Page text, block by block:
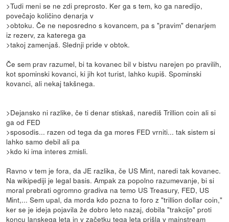
>Tudi meni se ne zdi preprosto. Ker ga s tem, ko ga naredijo,
povečajo količino denarja v
>obtoku. Če ne neposredno s kovancem, pa s "pravim" denarjem
iz rezerv, za katerega ga
>takoj zamenjaš. Slednji pride v obtok.
Če sem prav razumel, bi ta kovanec bil v bistvu narejen po pravilih,
kot spominski kovanci, ki jih kot turist, lahko kupiš. Spominski
kovanci, ali nekaj takšnega.
>Dejansko ni razlike, če ti denar stiskaš, narediš Trillion coin ali si
ga od FED
>sposodis... razen od tega da ga mores FED vrniti... tak sistem si
lahko samo debil ali pa
>kdo ki ima interes zmisli.
Ravno v tem je fora, da JE razlika, če US Mint, naredi tak kovanec.
Na wikipediji je legal basis. Ampak za popolno razumevanje, bi si
moral prebrati ogromno gradiva na temo US Treasury, FED, US
Mint,... Sem upal, da morda kdo pozna to foro z "trillion dollar coin,"
ker se je ideja pojavila že dobro leto nazaj, dobila "trakcijo" proti
koncu lanskega leta in v začetku tega leta prišla v mainstream